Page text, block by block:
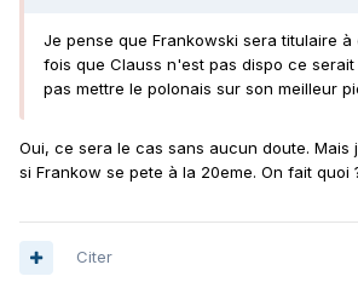
Je pense que Frankowski sera titulaire à
fois que Clauss n'est pas dispo ce serait
pas mettre le polonais sur son meilleur
Oui, ce sera le cas sans aucun doute. Mais
si Frankow se pete à la 20eme. On fait quoi
Citer